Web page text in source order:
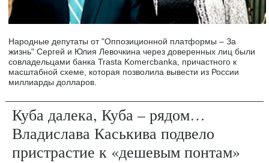
Народные депутаты от "Оппозиционной платформы – За
жизнь" Сергей и Юлия Левочкина через доверенных лиц были
совладельцами банка Trasta Komercbanka, причастного к
масштабной схеме, которая позволила вывести из России
миллиарды долларов.
Куба далека, Куба – рядом…
Владислава Каськива подвело
пристрастие к «дешевым понтам»